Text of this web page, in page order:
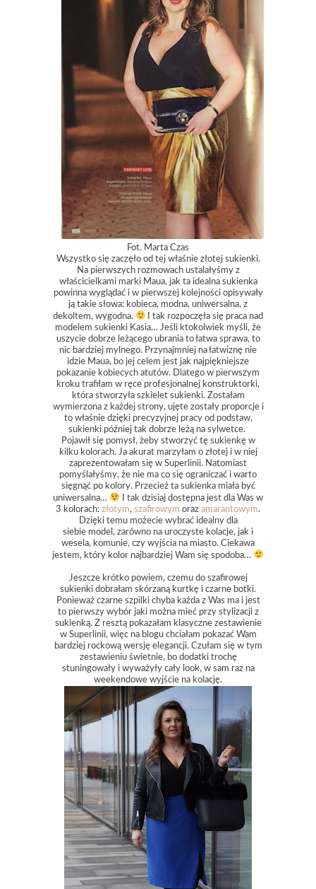
Fot. Marta Czas
Wszystko się zaczęło od tej właśnie złotej sukienki.
Na pierwszych rozmowach ustalałyśmy z
właścicielkami marki Maua, jak ta idealna sukienka
powinna wyglądać i w pierwszej kolejności opisywały
ją takie słowa: kobieca, modna, uniwersalna, z
dekoltem, wygodna.
I tak rozpoczęła się praca nad
modelem sukienki Kasia… Jeśli ktokolwiek myśli, że
uszycie dobrze leżącego ubrania to łatwa sprawa, to
nic bardziej mylnego. Przynajmniej na łatwiznę nie
idzie Maua, bo jej celem jest jak najpiękniejsze
pokazanie kobiecych atutów. Dlatego w pierwszym
kroku trafiłam w ręce profesjonalnej konstruktorki,
która stworzyła szkielet sukienki. Zostałam
wymierzona z każdej strony, ujęte zostały proporcje i
to właśnie dzięki precyzyjnej pracy od podstaw,
sukienki później tak dobrze leżą na sylwetce.
Pojawił się pomysł, żeby stworzyć tę sukienkę w
kilku kolorach. Ja akurat marzyłam o złotej i w niej
zaprezentowałam się w Superlinii. Natomiast
pomyślałyśmy, że nie ma co się ograniczać i warto
sięgnąć po kolory. Przecież ta sukienka miała być
uniwersalna…
I tak dzisiaj dostępna jest dla Was w
3 kolorach: złotym, szafirowym oraz amarantowym.
Dzięki temu możecie wybrać idealny dla
siebie model, zarówno na uroczyste kolacje, jak i
wesela, komunie, czy wyjścia na miasto. Ciekawa
jestem, który kolor najbardziej Wam się spodoba…
Jeszcze krótko powiem, czemu do szafirowej
sukienki dobrałam skórzaną kurtkę i czarne botki.
Ponieważ czarne szpilki chyba każda z Was ma i jest
to pierwszy wybór jaki można mieć przy stylizacji z
sukienką. Z resztą pokazałam klasyczne zestawienie
w Superlinii, więc na blogu chciałam pokazać Wam
bardziej rockową wersję elegancji. Czułam się w tym
zestawieniu świetnie, bo dodatki trochę
stuningowały i wyważyły cały look, w sam raz na
weekendowe wyjście na kolację.